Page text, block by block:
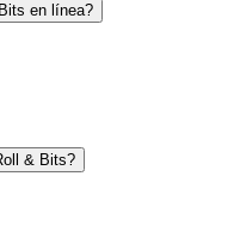
en línea?
& Bits?